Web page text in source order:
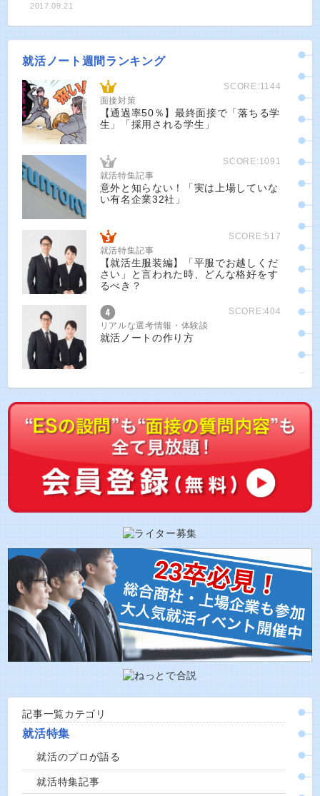
2017.09.21
就活ノート週間ランキング
SCORE:1144
面接対策
【通過率50％】最終面接で「落ちる学
生」「採用される学生」
SCORE:1091
就活特集記事
意外と知らない！「実は上場していな
い有名企業32社」
SCORE:517
就活特集記事
【就活生服装編】「平服でお越しくだ
さい」と言われた時、どんな格好をす
るべき？
SCORE:404
リアルな選考情報・体験談
就活ノートの作り方
記事一覧カテゴリ
就活特集
就活のプロが語る
就活特集記事